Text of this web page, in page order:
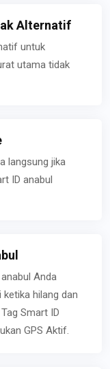
Alternatif
untuk
utama tidak
langsung jika
ID anabul
Anda
hilang dan
Smart ID
GPS Aktif.